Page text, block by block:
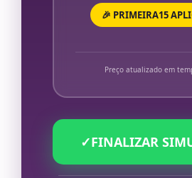
🎉 PRIMEIRA15
Preço atualizado em
✓FINALIZAR